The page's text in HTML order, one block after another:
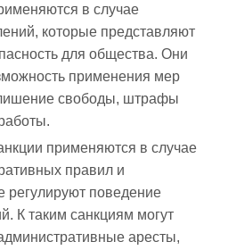
в случае
которые представляют
для общества. Они
применения мер
лишение свободы, штрафы
применяются в случае
правил и
регулируют поведение
К таким санкциям могут
аресты,